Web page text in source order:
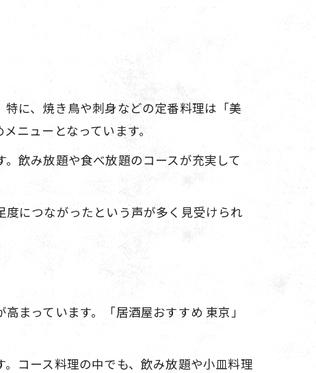
に、焼き鳥や刺身などの定番料理は「美
ニューとなっています。
飲み放題や食べ放題のコースが充実して
につながったという声が多く見受けられ
まっています。「居酒屋おすすめ 東京」
コース料理の中でも、飲み放題や小皿料理